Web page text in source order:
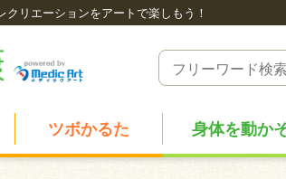
クリエーションをアートで楽しもう！
ツボかるた 身体を動か